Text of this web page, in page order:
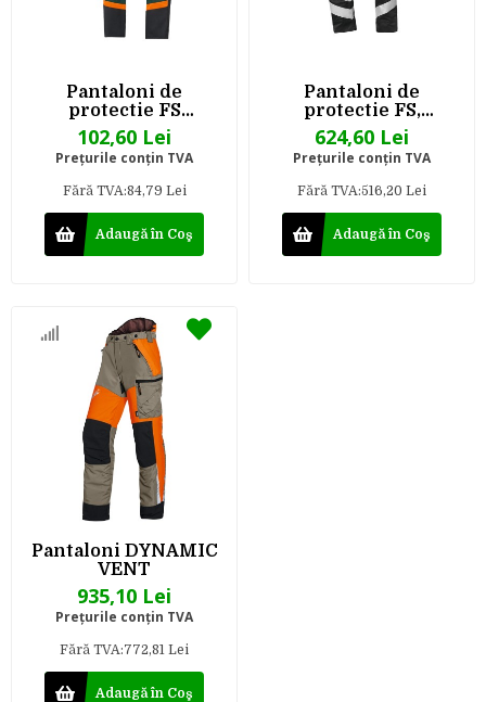
Pantaloni de
protectie FS
PROTECT
102,60 Lei
Preţurile conţin TVA
Fără TVA:84,79 Lei
Adaugă în Coş
Pantaloni de
protectie FS,
vizibilitate ridicata
624,60 Lei
Preţurile conţin TVA
Fără TVA:516,20 Lei
Adaugă în Coş
Pantaloni DYNAMIC
VENT
935,10 Lei
Preţurile conţin TVA
Fără TVA:772,81 Lei
Adaugă în Coş